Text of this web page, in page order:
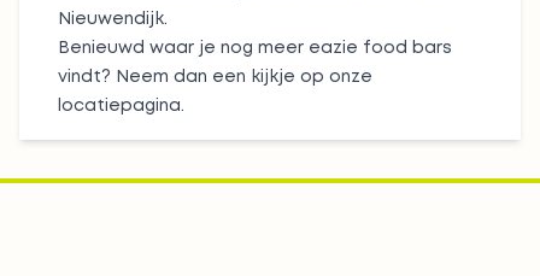
Nieuwendijk.
Benieuwd waar je nog meer eazie food bars
vindt? Neem dan een kijkje op onze
locatiepagina .